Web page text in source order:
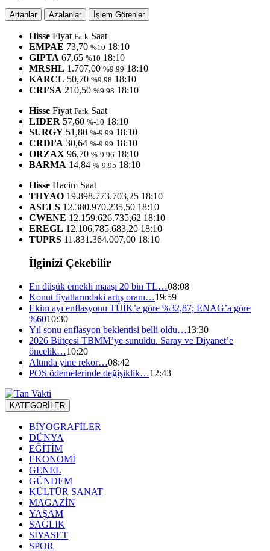
Artanlar Azalanlar İşlem Görenler
Hisse Fiyat Fark Saat
EMPAE 73,70 %10 18:10
GIPTA 67,65 %10 18:10
MRSHL 1.707,00 %9.99 18:10
KARCL 50,70 %9.98 18:10
CRFSA 210,50 %9.98 18:10
Hisse Fiyat Fark Saat
LIDER 57,60 %-10 18:10
SURGY 51,80 %-9.99 18:10
CRDFA 30,64 %-9.99 18:10
ORZAX 96,70 %-9.96 18:10
BARMA 14,84 %-9.95 18:10
Hisse Hacim Saat
THYAO 19.898.773.703,25 18:10
ASELS 12.380.970.235,50 18:10
CWENE 12.159.626.735,62 18:10
EREGL 12.106.785.683,20 18:10
TUPRS 11.831.364.007,00 18:10
İlginizi Çekebilir
En düşük emekli maaşı 20 bin TL…08:08
Konut fiyatlarındaki artış oranı…19:59
Ekim ayı enflasyonu TÜİK’e göre %32,87; ENAG’a göre
%6010:30
Yıl sonu enflasyon beklentisi belli oldu…13:30
2026 Bütçesi TBMM’ye sunuldu. Saray ve Diyanet’e
öncelik…10:20
Altında yine rekor…08:42
POS ödemelerinde değişiklik…12:43
KATEGORİLER
BİYOGRAFİLER
DÜNYA
EĞİTİM
EKONOMİ
GENEL
GÜNDEM
KÜLTÜR SANAT
MAGAZİN
YAŞAM
SAĞLIK
SİYASET
SPOR